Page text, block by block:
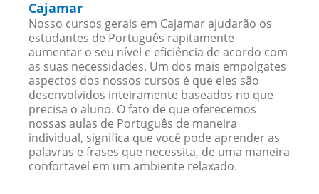
Cajamar
Nosso cursos gerais em Cajamar ajudarão os
estudantes de Português rapitamente
aumentar o seu nível e eficiência de acordo com
as suas necessidades. Um dos mais empolgates
aspectos dos nossos cursos é que eles são
desenvolvidos inteiramente baseados no que
precisa o aluno. O fato de que oferecemos
nossas aulas de Português de maneira
individual, significa que você pode aprender as
palavras e frases que necessita, de uma maneira
confortavel em um ambiente relaxado.